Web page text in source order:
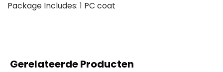
Package Includes: 1 PC coat
Gerelateerde Producten